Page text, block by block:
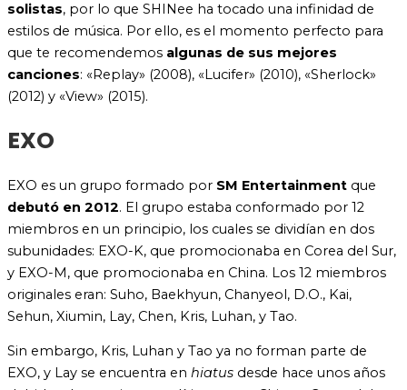
solistas, por lo que SHINee ha tocado una infinidad de
estilos de música. Por ello, es el momento perfecto para
que te recomendemos algunas de sus mejores
canciones: «Replay» (2008), «Lucifer» (2010), «Sherlock»
(2012) y «View» (2015).
EXO
EXO es un grupo formado por SM Entertainment que
debutó en 2012. El grupo estaba conformado por 12
miembros en un principio, los cuales se dividían en dos
subunidades: EXO-K, que promocionaba en Corea del Sur,
y EXO-M, que promocionaba en China. Los 12 miembros
originales eran: Suho, Baekhyun, Chanyeol, D.O., Kai,
Sehun, Xiumin, Lay, Chen, Kris, Luhan, y Tao.
Sin embargo, Kris, Luhan y Tao ya no forman parte de
EXO, y Lay se encuentra en hiatus desde hace unos años